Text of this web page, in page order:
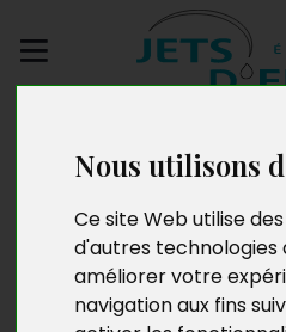
Nous utilisons
Ce site Web utilise
d'autres technologies
améliorer votre
navigation aux fins
manuscrit
Allégorie